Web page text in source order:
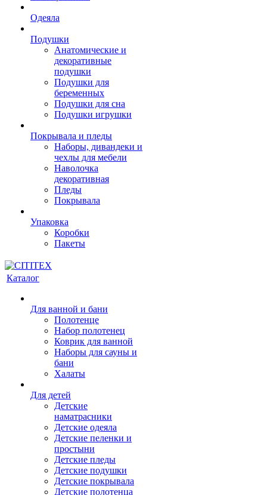
Одеяла
Подушки
Анатомические и
декоративные
подушки
Подушки для
беременных
Подушки для сна
Подушки игрушки
Покрывала и пледы
Наборы, дивандеки и
чехлы для мебели
Наволочка
декоративная
Пледы
Покрывала
Упаковка
Коробки
Пакеты
Каталог
Для ванной и бани
Полотенце
Набор полотенец
Коврик для ванной
Наборы для сауны и
бани
Халаты
Для детей
Детские
наматрасники
Детские одеяла
Детские пеленки и
простыни
Детские пледы
Детские подушки
Детские покрывала
Детские полотенца